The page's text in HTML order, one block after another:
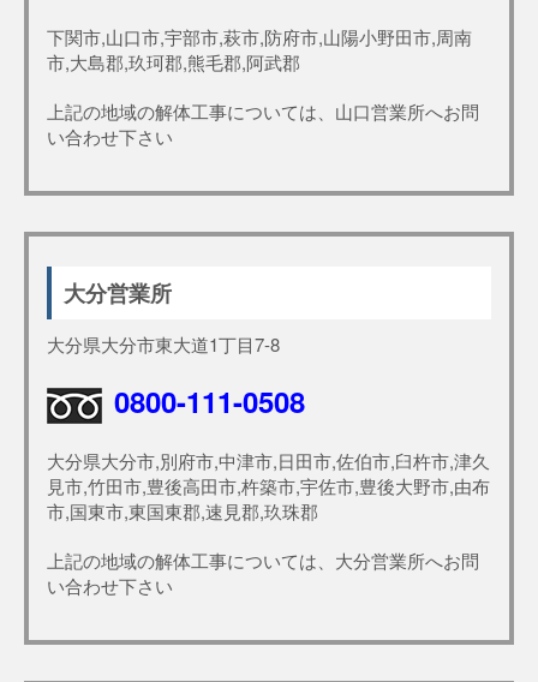
下関市,山口市,宇部市,萩市,防府市,山陽小野田市,周南
市,大島郡,玖珂郡,熊毛郡,阿武郡
上記の地域の解体工事については、山口営業所へお問
い合わせ下さい
大分営業所
大分県大分市東大道1丁目7-8
0800-111-0508
大分県大分市,別府市,中津市,日田市,佐伯市,臼杵市,津久
見市,竹田市,豊後高田市,杵築市,宇佐市,豊後大野市,由布
市,国東市,東国東郡,速見郡,玖珠郡
上記の地域の解体工事については、大分営業所へお問
い合わせ下さい